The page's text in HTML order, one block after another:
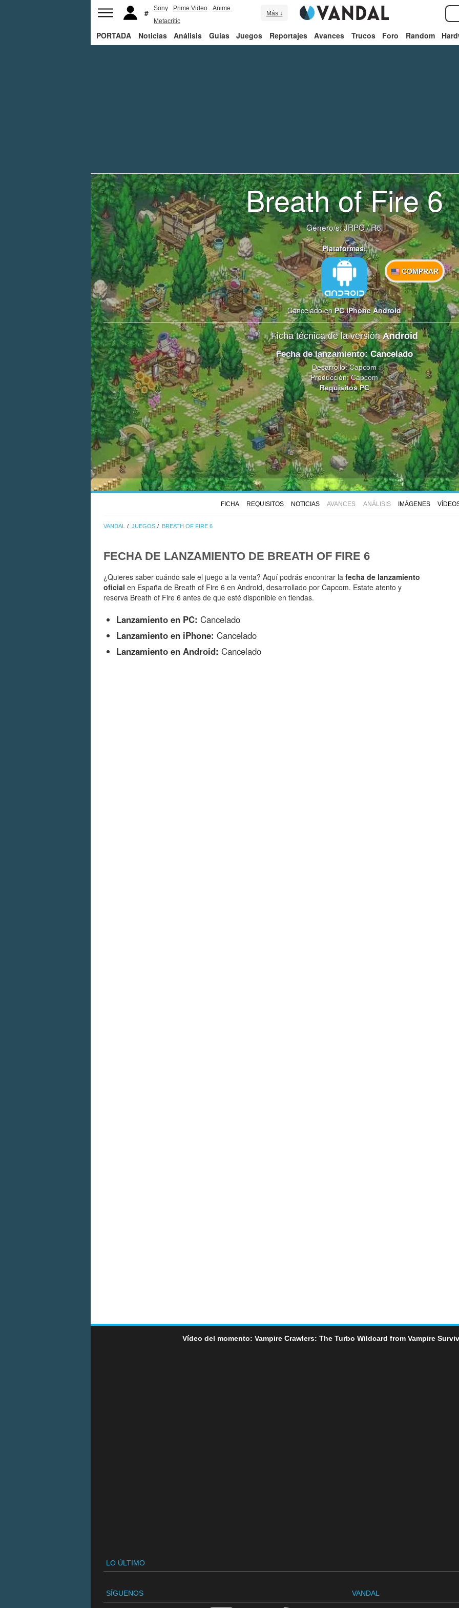
Sony Prime Video
Anime
Metacritic
Más ↓
PORTADA Noticias Análisis Guías Juegos Reportajes Avances Trucos Foro Random
Breath of Fire 6
Género/s:JRPG/Rol
Plataformas:
COMPRAR
Cancelado enPC iPhone Android
Ficha técnica de la versiónAndroid
Fecha de lanzamiento: Cancelado
Desarrollo:Capcom
Producción:Capcom
Requisitos PC
FICHA REQUISITOS NOTICIAS AVANCES ANÁLISIS IMÁGENES
VANDAL JUEGOS BREATH OF FIRE 6
FECHA DE LANZAMIENTO DE BREATH OF FIRE 6
¿Quieres saber cuándo sale el juego a la venta? Aquí podrás encontrar la fecha de lanzamiento
oficial en España de Breath of Fire 6 en Android, desarrollado por Capcom. Estate atento y
reserva Breath of Fire 6 antes de que esté disponible en tiendas.
Lanzamiento en PC: Cancelado
Lanzamiento en iPhone: Cancelado
Lanzamiento en Android: Cancelado
Vídeo del momento: Vampire Crawlers: The Turbo Wildcard from Vampire
LO ÚLTIMO
SÍGUENOS VANDAL